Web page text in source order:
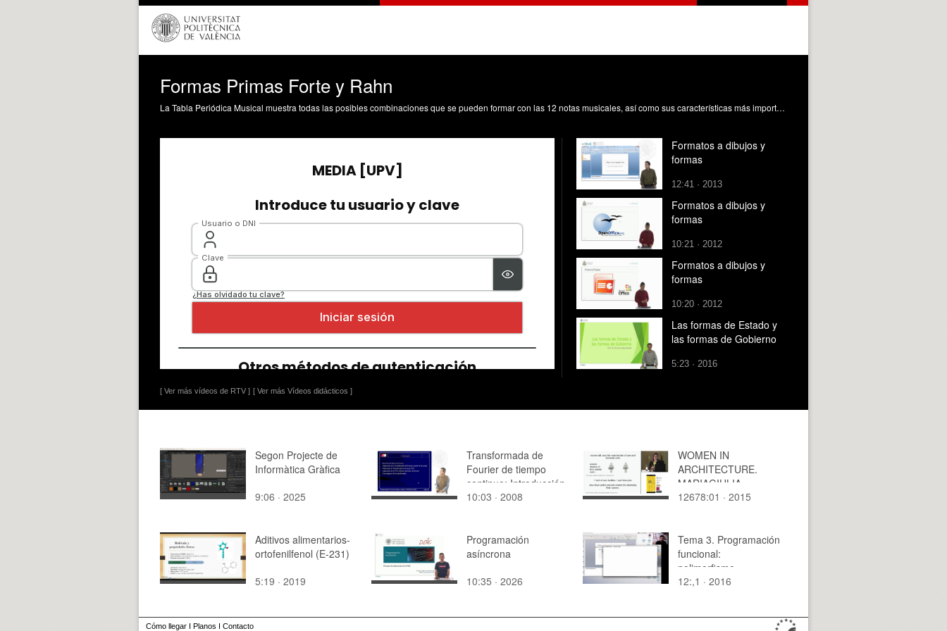
Formas Primas Forte y Rahn
La Tabla Periódica Musical muestra todas las posibles combinaciones que se pueden formar con las 12 notas musicales, así como sus características más importantes y las relaciones entre ellas. Tradicionalmente las Clases de Conjuntos se han descrito mediante sus Formas Primas de Forte y de Rahn, las cuales pueden obtenerse de manera sencilla a partir de sus Formas Interválicas Primas. Nuño Fernández, L. (2021). Formas Primas Forte y Rahn. Universitat Politècnica de València. https://riunet.upv.es/handle/10251/168282 DER
[ Ver más vídeos de RTV ] [ Ver más Vídeos didácticos ]
Formatos a dibujos y
formas
12:41 · 2013
Formatos a dibujos y
formas
10:21 · 2012
Formatos a dibujos y
formas
10:20 · 2012
Las formas de Estado y
las formas de Gobierno
5:23 · 2016
Segon Projecte de
Informàtica Gràfica
9:06 · 2025
Transformada de
Fourier de tiempo
continuo: Introducción
10:03 · 2008
WOMEN IN
ARCHITECTURE.
MARIAGIULIA
BENICELLI
12678:01 · 2015
Aditivos alimentarios-
ortofenilfenol (E-231)
5:19 · 2019
Programación
asíncrona
10:35 · 2026
Tema 3. Programación
funcional:
polimorfismo
12:,1 · 2016
Cómo llegar I Planos I Contacto